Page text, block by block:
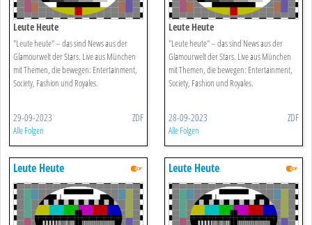
Leute Heute
"Leute heute" – das sind News aus der
Glamourwelt der Stars. Live aus München
mit Themen, die bewegen: Entertainment,
Society, Fashion und Royales.
29-09-2023 ZDF
Alle Folgen
Leute Heute
"Leute heute" – das sind News aus der
Glamourwelt der Stars. Live aus München
mit Themen, die bewegen: Entertainment,
Society, Fashion und Royales.
28-09-2023 ZDF
Alle Folgen
Leute Heute Leute Heute